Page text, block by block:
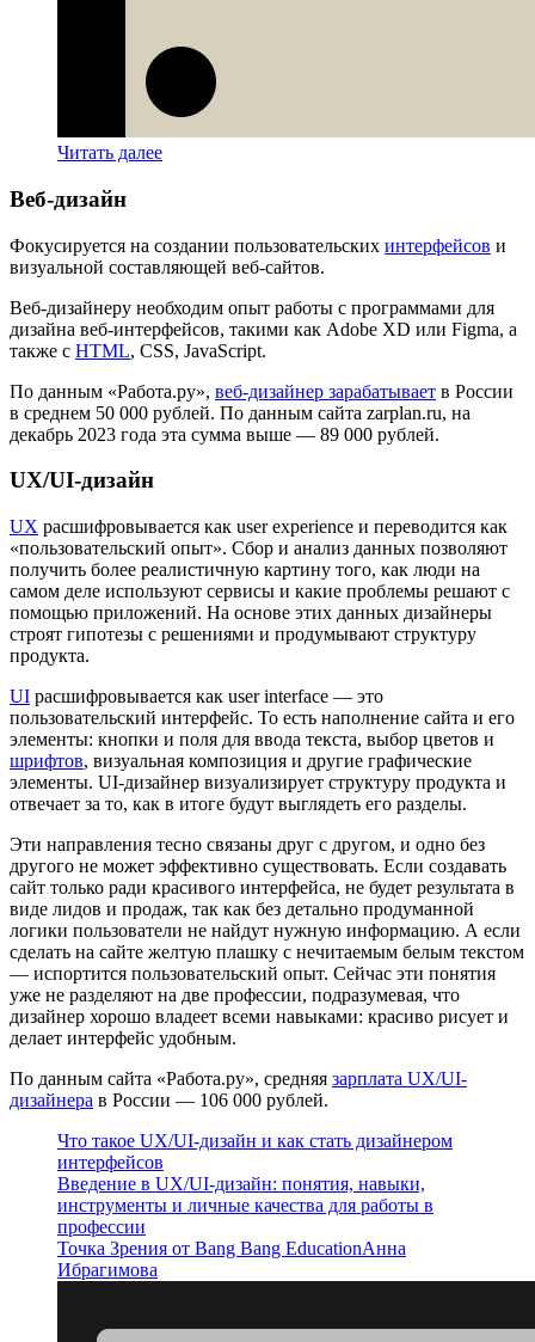
Читать далее
Веб-дизайн
Фокусируется на создании пользовательских интерфейсов и
визуальной составляющей веб-сайтов.
Веб-дизайнеру необходим опыт работы с программами для
дизайна веб-интерфейсов, такими как Adobe XD или Figma, а
также с HTML, CSS, JavaScript.
По данным «Работа.ру», веб-дизайнер зарабатывает в России
в среднем 50 000 рублей. По данным сайта zarplan.ru, на
декабрь 2023 года эта сумма выше — 89 000 рублей.
UX/UI-дизайн
UX расшифровывается как user experience и переводится как
«пользовательский опыт». Сбор и анализ данных позволяют
получить более реалистичную картину того, как люди на
самом деле используют сервисы и какие проблемы решают с
помощью приложений. На основе этих данных дизайнеры
строят гипотезы с решениями и продумывают структуру
продукта.
UI расшифровывается как user interface — это
пользовательский интерфейс. То есть наполнение сайта и его
элементы: кнопки и поля для ввода текста, выбор цветов и
шрифтов, визуальная композиция и другие графические
элементы. UI-дизайнер визуализирует структуру продукта и
отвечает за то, как в итоге будут выглядеть его разделы.
Эти направления тесно связаны друг с другом, и одно без
другого не может эффективно существовать. Если создавать
сайт только ради красивого интерфейса, не будет результата в
виде лидов и продаж, так как без детально продуманной
логики пользователи не найдут нужную информацию. А если
сделать на сайте желтую плашку с нечитаемым белым текстом
— испортится пользовательский опыт. Сейчас эти понятия
уже не разделяют на две профессии, подразумевая, что
дизайнер хорошо владеет всеми навыками: красиво рисует и
делает интерфейс удобным.
По данным сайта «Работа.ру», средняя зарплата UX/UI-
дизайнера в России — 106 000 рублей.
Что такое UX/UI-дизайн и как стать дизайнером
интерфейсов
Введение в UX/UI-дизайн: понятия, навыки,
инструменты и личные качества для работы в
профессии
Точка Зрения от Bang Bang EducationАнна
Ибрагимова